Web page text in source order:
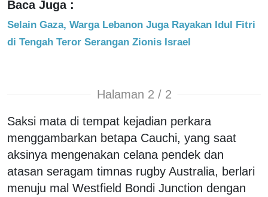
Baca Juga :
Selain Gaza, Warga Lebanon Juga Rayakan Idul Fitri
di Tengah Teror Serangan Zionis Israel
Halaman 2 / 2
Saksi mata di tempat kejadian perkara
menggambarkan betapa Cauchi, yang saat
aksinya mengenakan celana pendek dan
atasan seragam timnas rugby Australia, berlari
menuju mal Westfield Bondi Junction dengan